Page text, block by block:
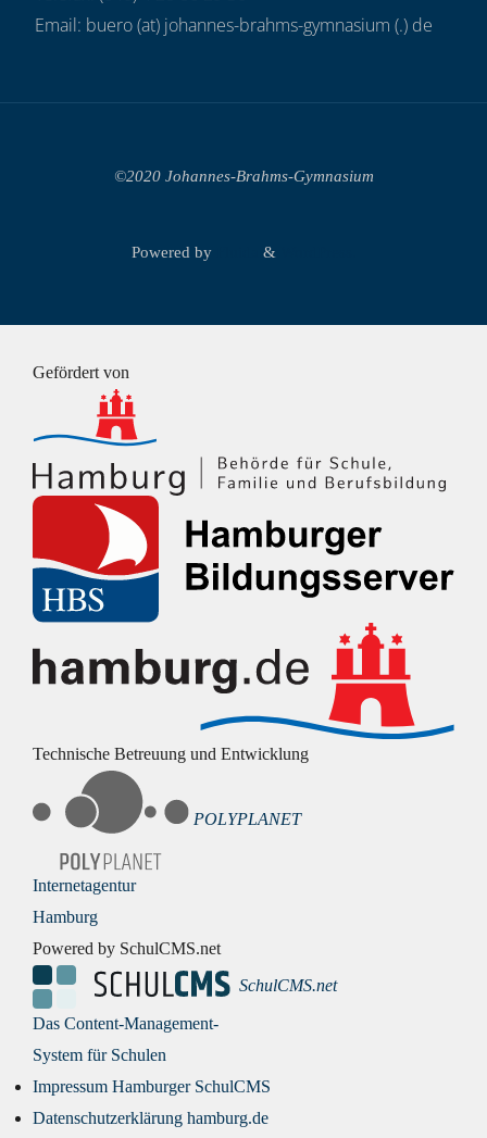
Email: buero (at) johannes-brahms-gymnasium (.) de
©2020 Johannes-Brahms-Gymnasium
Powered byFluida &
Gefördert von
Technische Betreuung und Entwicklung
POLYPLANET
Internetagentur
Hamburg
Powered by SchulCMS.net
SchulCMS.net
Das Content-Management-
System für Schulen
Impressum Hamburger SchulCMS
Datenschutzerklärung hamburg.de